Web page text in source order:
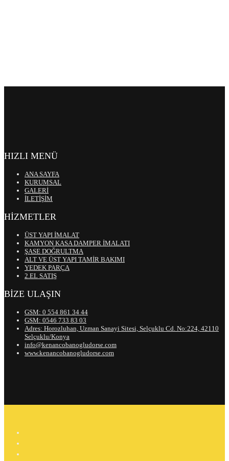
HIZLI MENÜ
ANA SAYFA
KURUMSAL
GALERİ
İLETİŞİM
HİZMETLER
ÜST YAPI İMALAT
KAMYON KASA DAMPER İMALATI
ŞASE DOĞRULTMA
ALT VE ÜST YAPI TAMİR BAKIMI
YEDEK PARÇA
2.EL SATIŞ
BİZE ULAŞIN
GSM: 0 554 861 34 44
GSM: 0546 733 83 03
Adres: Horozluhan, Uzman Sanayi Sitesi, Selçuklu Cd. No:224, 42110
Selçuklu/Konya
info@kenancobanogludorse.com
www.kenancobanogludorse.com